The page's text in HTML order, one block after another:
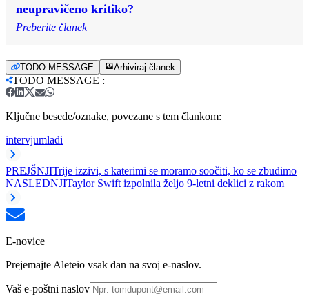
neupravičeno kritiko?
Preberite članek
TODO MESSAGE Arhiviraj članek
TODO MESSAGE :
Ključne besede/oznake, povezane s tem člankom:
intervjumladi
PREJŠNJITrije izzivi, s katerimi se moramo soočiti, ko se zbudimo
NASLEDNJITaylor Swift izpolnila željo 9-letni deklici z rakom
E-novice
Prejemajte Aleteio vsak dan na svoj e-naslov.
Vaš e-poštni naslov